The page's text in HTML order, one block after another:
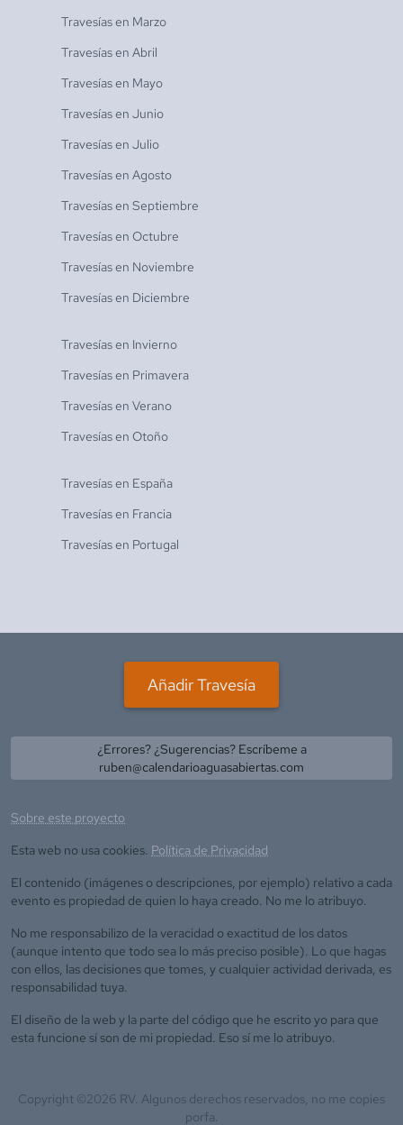
Travesías en Marzo
Travesías en Abril
Travesías en Mayo
Travesías en Junio
Travesías en Julio
Travesías en Agosto
Travesías en Septiembre
Travesías en Octubre
Travesías en Noviembre
Travesías en Diciembre
Travesías en Invierno
Travesías en Primavera
Travesías en Verano
Travesías en Otoño
Travesías en España
Travesías en Francia
Travesías en Portugal
Añadir Travesía
¿Errores? ¿Sugerencias? Escríbeme a
ruben@calendarioaguasabiertas.com
Sobre este proyecto
Esta web no usa cookies. Política de Privacidad
El contenido (imágenes o descripciones, por ejemplo) relativo a cada
evento es propiedad de quien lo haya creado. No me lo atribuyo.
No me responsabilizo de la veracidad o exactitud de los datos
(aunque intento que todo sea lo más preciso posible). Lo que hagas
con ellos, las decisiones que tomes, y cualquier actividad derivada, es
responsabilidad tuya.
El diseño de la web y la parte del código que he escrito yo para que
esta funcione sí son de mi propiedad. Eso sí me lo atribuyo.
Copyright ©2026 RV. Algunos derechos reservados, no me copies
porfa.